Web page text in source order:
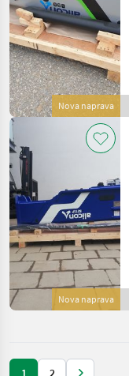
Nova naprava
Nova naprava
1 2